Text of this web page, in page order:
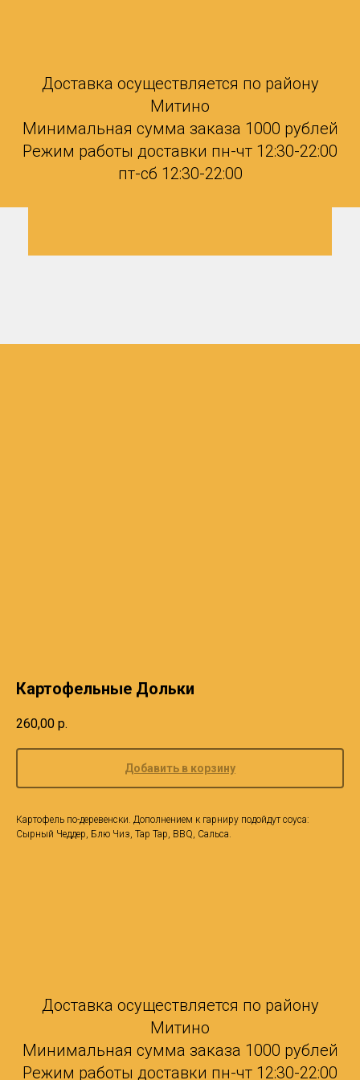
Доставка осуществляется по району
Митино
Минимальная сумма заказа 1000 рублей
Режим работы доставки пн-чт 12:30-22:00
пт-сб 12:30-22:00
Картофельные Дольки
260,00 р.
Добавить в корзину
Картофель по-деревенски. Дополнением к гарниру подойдут соуса:
Сырный Чеддер, Блю Чиз, Тар Тар, BBQ, Сальса.
Доставка осуществляется по району
Митино
Минимальная сумма заказа 1000 рублей
Режим работы доставки пн-чт 12:30-22:00